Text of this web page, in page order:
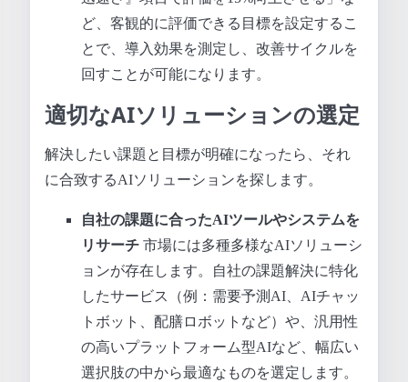
ど、客観的に評価できる目標を設定するこ
とで、導入効果を測定し、改善サイクルを
回すことが可能になります。
適切なAIソリューションの選定
解決したい課題と目標が明確になったら、それ
に合致するAIソリューションを探します。
自社の課題に合ったAIツールやシステムを
リサーチ市場には多種多様なAIソリューシ
ョンが存在します。自社の課題解決に特化
したサービス（例：需要予測AI、AIチャッ
トボット、配膳ロボットなど）や、汎用性
の高いプラットフォーム型AIなど、幅広い
選択肢の中から最適なものを選定します。